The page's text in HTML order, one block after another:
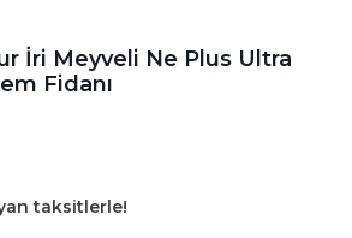
İri Meyveli Ne Plus Ultra
Fidanı
taksitlerle!